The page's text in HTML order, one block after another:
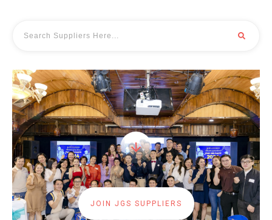
JOIN JGS SUPPLIERS